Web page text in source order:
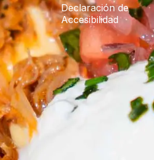
Declaración de
Accesibilidad